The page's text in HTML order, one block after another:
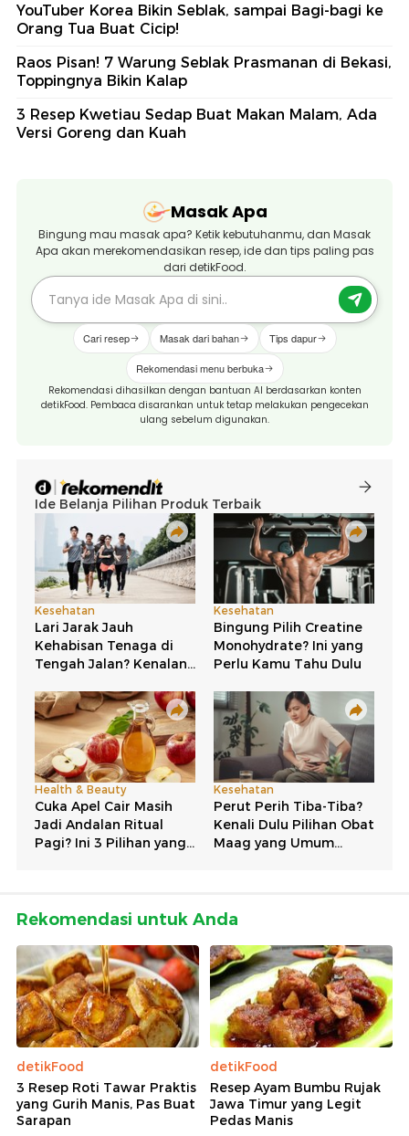
YouTuber Korea Bikin Seblak, sampai Bagi-bagi ke
Orang Tua Buat Cicip!
Raos Pisan! 7 Warung Seblak Prasmanan di Bekasi,
Toppingnya Bikin Kalap
3 Resep Kwetiau Sedap Buat Makan Malam, Ada
Versi Goreng dan Kuah
Masak Apa
Bingung mau masak apa? Ketik kebutuhanmu, dan Masak
Apa akan merekomendasikan resep, ide dan tips paling pas
dari detikFood.
Cari resep Masak dari bahan Tips dapur
Rekomendasi menu berbuka
Rekomendasi dihasilkan dengan bantuan AI berdasarkan konten
detikFood. Pembaca disarankan untuk tetap melakukan pengecekan
ulang sebelum digunakan.
Rekomendasi untuk Anda
detikFood
3 Resep Roti Tawar Praktis
yang Gurih Manis, Pas Buat
Sarapan
detikFood
Resep Ayam Bumbu Rujak
Jawa Timur yang Legit
Pedas Manis